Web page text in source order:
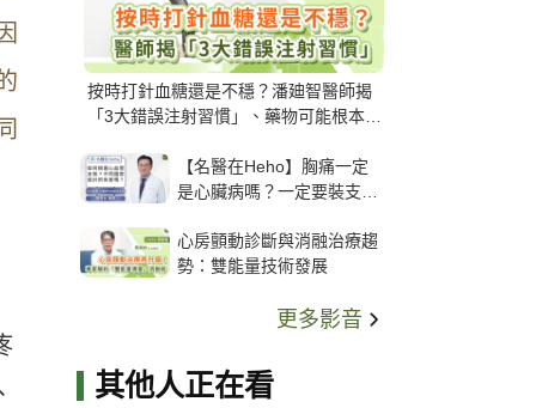
按時打針血糖還是不穩？潘廸智醫師揭
「3大錯誤注射習慣」、藥物可能根本沒
【名醫在Heho】胸痛一定
是心臟病嗎？一定要裝支
解析支架種類、風險與選擇
關鍵
心房顫動診斷與消融治療趨
勢：雙能量技術發展
更多影音
其他人正在看